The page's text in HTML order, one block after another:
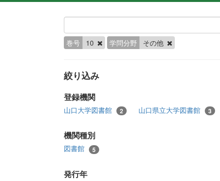
巻号 10 学問分野 その他
絞り込み
登録機関
山口大学図書館 2 山口県立大学図書館 3
機関種別
図書館 5
発行年